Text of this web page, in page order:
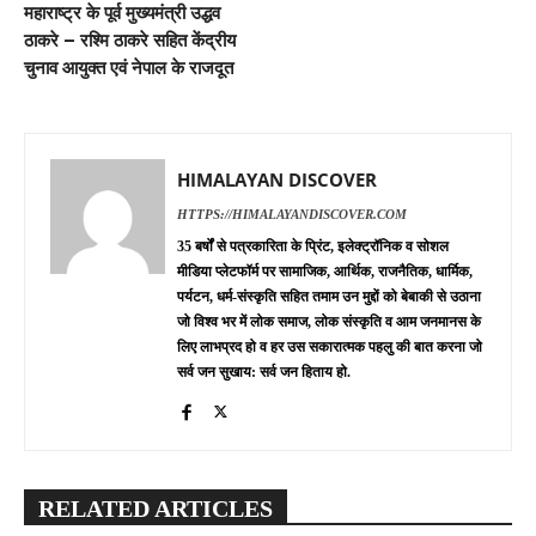
महाराष्ट्र के पूर्व मुख्यमंत्री उद्धव
ठाकरे – रश्मि ठाकरे सहित केंद्रीय
चुनाव आयुक्त एवं नेपाल के राजदूत
HIMALAYAN DISCOVER
HTTPS://HIMALAYANDISCOVER.COM
35 बर्षों से पत्रकारिता के प्रिंट, इलेक्ट्रॉनिक व सोशल
मीडिया प्लेटफॉर्म पर सामाजिक, आर्थिक, राजनैतिक, धार्मिक,
पर्यटन, धर्म-संस्कृति सहित तमाम उन मुद्दों को बेबाकी से उठाना
जो विश्व भर में लोक समाज, लोक संस्कृति व आम जनमानस के
लिए लाभप्रद हो व हर उस सकारात्मक पहलु की बात करना जो
सर्व जन सुखाय: सर्व जन हिताय हो.
RELATED ARTICLES